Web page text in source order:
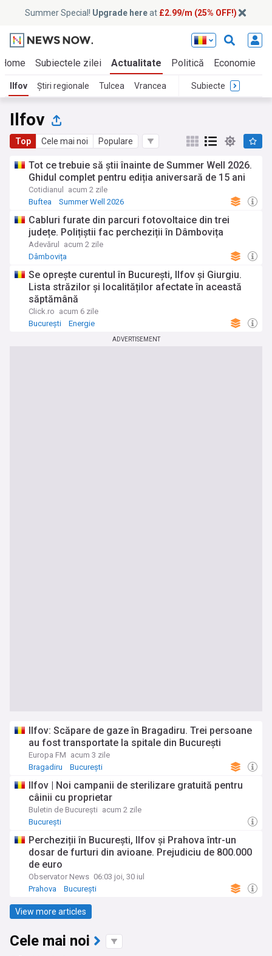
Summer Special! Upgrade hereat £2.99/m (25% OFF!)
Home Subiectele zilei Actualitate Politică Economie
Ilfov Știri regionale Tulcea Vrancea Subiecte
Ilfov
Top Cele mai noi Populare
Tot ce trebuie să știi înainte de Summer Well 2026.
Ghidul complet pentru ediția aniversară de 15 ani
Cotidianul
acum 2 zile
Buftea
Summer Well 2026
Cabluri furate din parcuri fotovoltaice din trei
județe. Polițiștii fac percheziții în Dâmbovița
Adevărul
acum 2 zile
Dâmbovița
Se oprește curentul în București, Ilfov și Giurgiu.
Lista străzilor și localităților afectate în această
săptămână
Click.ro acum 6 zile
București
Energie
ADVERTISEMENT
Ilfov: Scăpare de gaze în Bragadiru. Trei persoane
au fost transportate la spitale din București
Europa FM acum 3 zile
Bragadiru
București
Ilfov | Noi campanii de sterilizare gratuită pentru
câinii cu proprietar
Buletin de București acum 2 zile
București
Percheziții în București, Ilfov și Prahova într-un
dosar de furturi din avioane. Prejudiciu de 800.000
de euro
Observator News 06:03 joi, 30 iul
Prahova
București
View more articles
Cele mai noi